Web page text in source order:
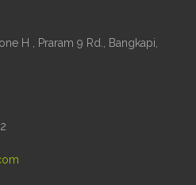
H , Praram 9 Rd., Bangkapi,